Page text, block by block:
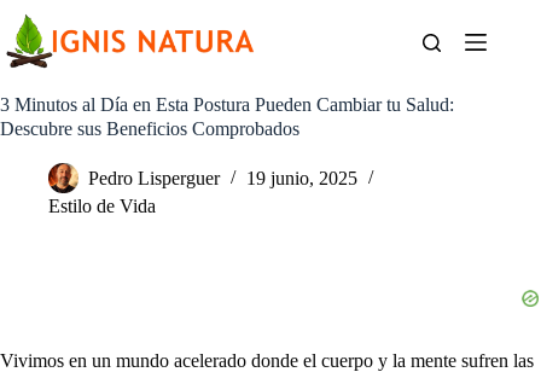
contenido
3 Minutos al Día en Esta Postura Pueden Cambiar tu Salud:
Descubre sus Beneficios Comprobados
Pedro Lisperguer
19 junio, 2025
Estilo de Vida
Vivimos en un mundo acelerado donde el cuerpo y la mente sufren las